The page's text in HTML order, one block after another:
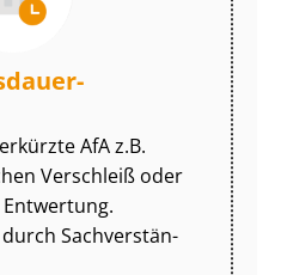
AfA z.B.
Verschleiß oder
Sach­ver­stän­